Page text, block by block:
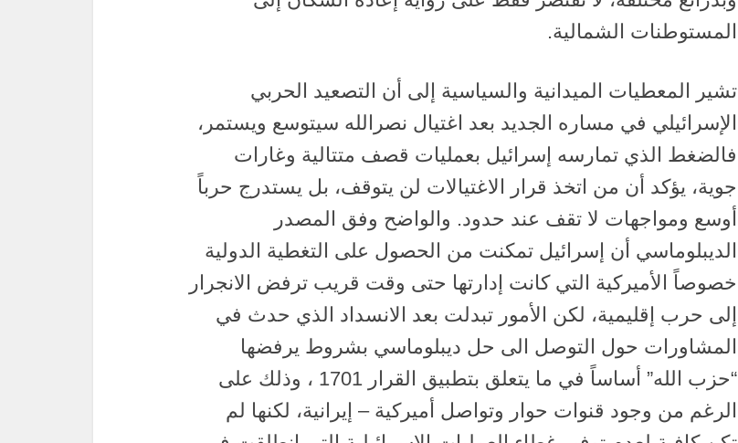
المستوطنات الشمالية.
تشير المعطيات الميدانية والسياسية إلى أن التصعيد الحربي
الإسرائيلي في مساره الجديد بعد اغتيال نصرالله سيتوسع ويستمر،
فالضغط الذي تمارسه إسرائيل بعمليات قصف متتالية وغارات
جوية، يؤكد أن من اتخذ قرار الاغتيالات لن يتوقف، بل يستدرج حرباً
أوسع ومواجهات لا تقف عند حدود. والواضح وفق المصدر
الديبلوماسي أن إسرائيل تمكنت من الحصول على التغطية الدولية
خصوصاً الأميركية التي كانت إدارتها حتى وقت قريب ترفض الانجرار
إلى حرب إقليمية، لكن الأمور تبدلت بعد الانسداد الذي حدث في
المشاورات حول التوصل الى حل ديبلوماسي بشروط يرفضها
“حزب الله” أساساً في ما يتعلق بتطبيق القرار 1701 ، وذلك على
الرغم من وجود قنوات حوار وتواصل أميركية – إيرانية، لكنها لم